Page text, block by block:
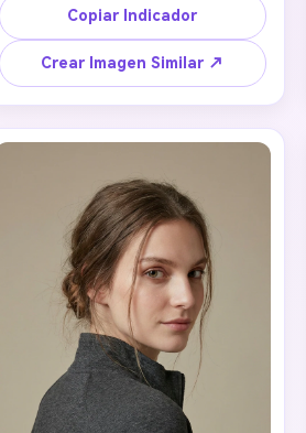
cuerpo completo, proporciones
precisas, misma identidad
Copiar Indicador
Crear Imagen Similar ↗